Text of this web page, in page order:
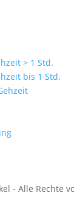
> 1 Std.
bis 1 Std.
- Alle Rechte